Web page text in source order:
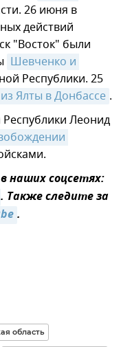
26 июня в
действий
"Восток" были
Шевченко и
Республики. 25
из Ялты в Донбассе .
Леонид
наших соцсетях:
. Также следите за
.
область